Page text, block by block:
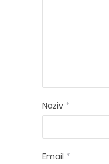
Naziv *
Email *